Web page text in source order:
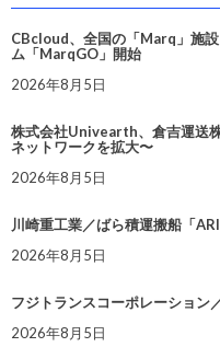
CBcloud、全国の「Marq」施
ム「MarqGO」開始
2026年8月5日
株式会社Univearth、倉吉運送
ネットワークを拡大〜
2026年8月5日
川崎重工業／ばら積運搬船「
2026年8月5日
フジトランスコーポレーション
2026年8月5日